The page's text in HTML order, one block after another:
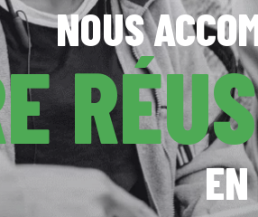
NOUS